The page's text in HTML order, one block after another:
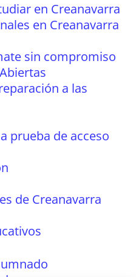
en Creanavarra
en Creanavarra
sin compromiso
a las
prueba de acceso
de Creanavarra